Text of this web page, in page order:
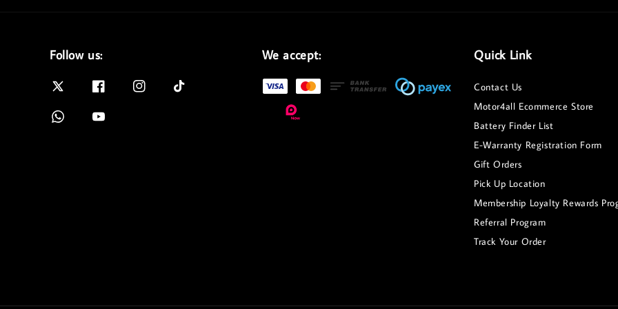
Follow us: We accept: Quick Link
Contact Us
Motor4all Ecommerce Store
Battery Finder List
E-Warranty Registration Form
Gift Orders
Pick Up Location
Membership Loyalty Rewards
Referral Program
Track Your Order